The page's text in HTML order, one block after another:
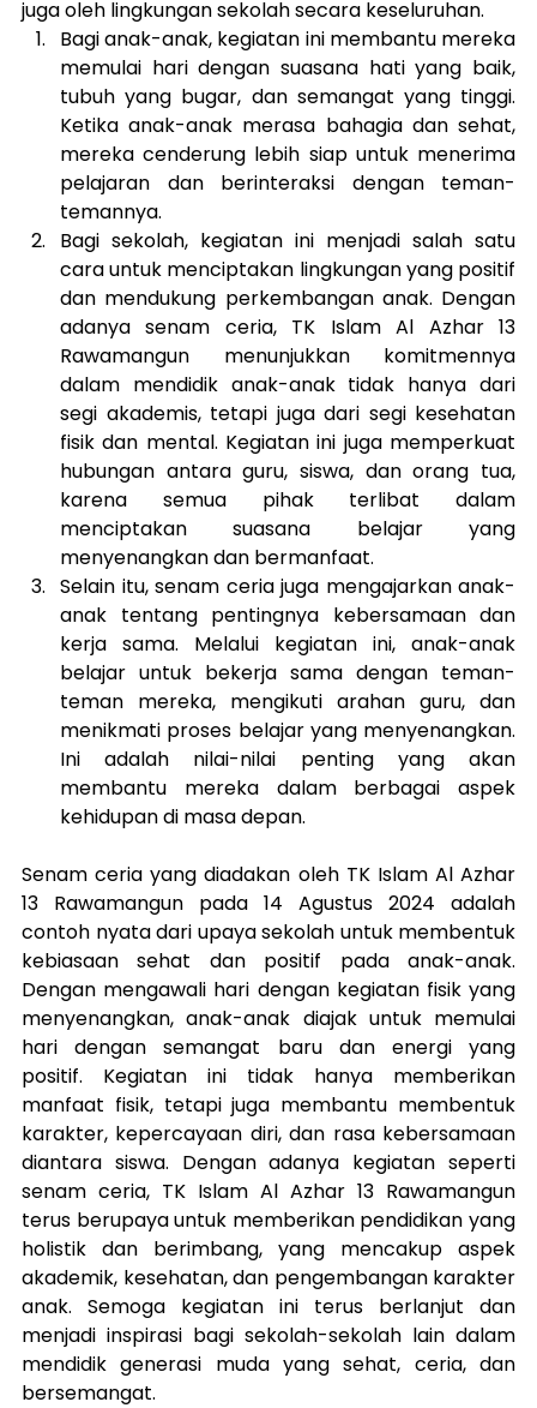
juga oleh lingkungan sekolah secara keseluruhan.
Bagi anak-anak, kegiatan ini membantu mereka
memulai hari dengan suasana hati yang baik,
tubuh yang bugar, dan semangat yang tinggi.
Ketika anak-anak merasa bahagia dan sehat,
mereka cenderung lebih siap untuk menerima
pelajaran dan berinteraksi dengan teman-
temannya.
Bagi sekolah, kegiatan ini menjadi salah satu
cara untuk menciptakan lingkungan yang positif
dan mendukung perkembangan anak. Dengan
adanya senam ceria, TK Islam Al Azhar 13
Rawamangun menunjukkan komitmennya
dalam mendidik anak-anak tidak hanya dari
segi akademis, tetapi juga dari segi kesehatan
fisik dan mental. Kegiatan ini juga memperkuat
hubungan antara guru, siswa, dan orang tua,
karena semua pihak terlibat dalam
menciptakan suasana belajar yang
menyenangkan dan bermanfaat.
Selain itu, senam ceria juga mengajarkan anak-
anak tentang pentingnya kebersamaan dan
kerja sama. Melalui kegiatan ini, anak-anak
belajar untuk bekerja sama dengan teman-
teman mereka, mengikuti arahan guru, dan
menikmati proses belajar yang menyenangkan.
Ini adalah nilai-nilai penting yang akan
membantu mereka dalam berbagai aspek
kehidupan di masa depan.
Senam ceria yang diadakan oleh TK Islam Al Azhar
13 Rawamangun pada 14 Agustus 2024 adalah
contoh nyata dari upaya sekolah untuk membentuk
kebiasaan sehat dan positif pada anak-anak.
Dengan mengawali hari dengan kegiatan fisik yang
menyenangkan, anak-anak diajak untuk memulai
hari dengan semangat baru dan energi yang
positif. Kegiatan ini tidak hanya memberikan
manfaat fisik, tetapi juga membantu membentuk
karakter, kepercayaan diri, dan rasa kebersamaan
diantara siswa. Dengan adanya kegiatan seperti
senam ceria, TK Islam Al Azhar 13 Rawamangun
terus berupaya untuk memberikan pendidikan yang
holistik dan berimbang, yang mencakup aspek
akademik, kesehatan, dan pengembangan karakter
anak. Semoga kegiatan ini terus berlanjut dan
menjadi inspirasi bagi sekolah-sekolah lain dalam
mendidik generasi muda yang sehat, ceria, dan
bersemangat.